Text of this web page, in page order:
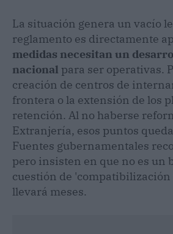
La situación genera un vacío
reglamento es directamente
medidas necesitan un
nacional para ser operativas.
creación de centros de
frontera o la extensión de los
retención. Al no haberse
Extranjería, esos puntos
Fuentes gubernamentales
pero insisten en que no es un
cuestión de
llevará meses.